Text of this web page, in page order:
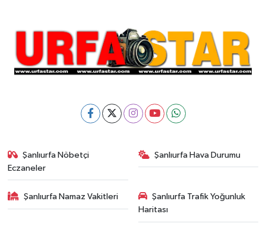
Şanlıurfa Nöbetçi
Eczaneler
Şanlıurfa Hava Durumu
Şanlıurfa Namaz Vakitleri
Şanlıurfa Trafik Yoğunluk
Haritası